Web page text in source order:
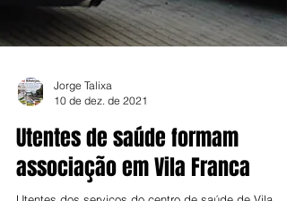
Jorge Talixa
10 de dez. de 2021